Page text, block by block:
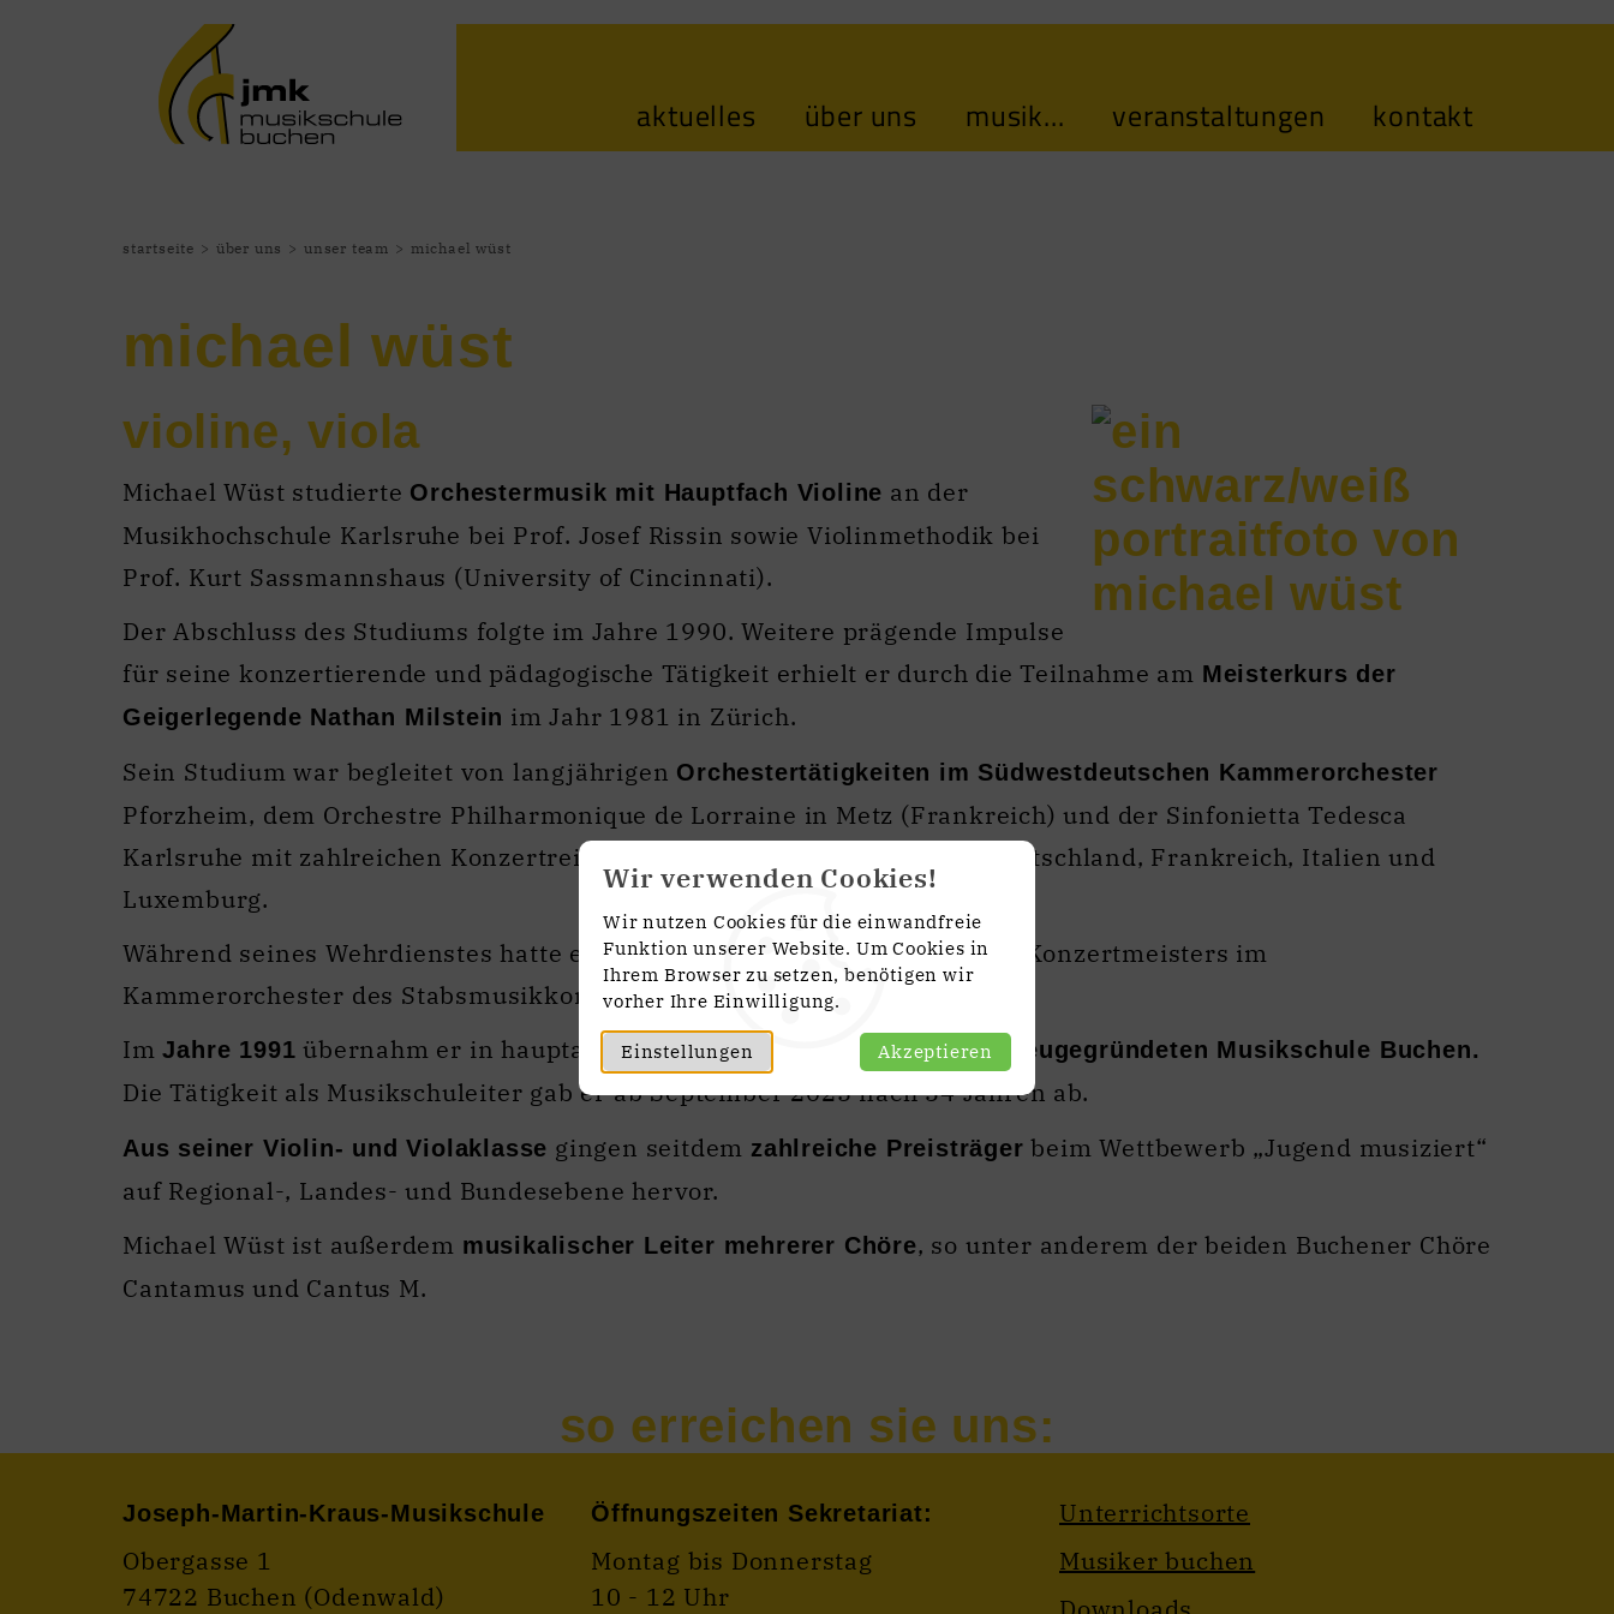
Wir verwenden Cookies!
Wir nutzen Cookies für die einwandfreie
Funktion unserer Website. Um Cookies in
Ihrem Browser zu setzen, benötigen wir
vorher Ihre Einwilligung.
Einstellungen Akzeptieren
aktuelles über uns musik... veranstaltungen kontakt
startseite über uns unser team michael wüst
michael wüst
violine, viola
Michael Wüst studierte Orchestermusik mit Hauptfach Violine an der
Musikhochschule Karlsruhe bei Prof. Josef Rissin sowie Violinmethodik bei
Prof. Kurt Sassmannshaus (University of Cincinnati).
Der Abschluss des Studiums folgte im Jahre 1990. Weitere prägende Impulse
für seine konzertierende und pädagogische Tätigkeit erhielt er durch die Teilnahme am Meisterkurs der
Geigerlegende Nathan Milstein im Jahr 1981 in Zürich.
Sein Studium war begleitet von langjährigen Orchestertätigkeiten im Südwestdeutschen Kammerorchester
Pforzheim, dem Orchestre Philharmonique de Lorraine in Metz (Frankreich) und der Sinfonietta Tedesca
Karlsruhe mit zahlreichen Konzertreisen und Rundfunkaufnahmen in Deutschland, Frankreich, Italien und
Luxemburg.
Während seines Wehrdienstes hatte er die Position des stellvertretenden Konzertmeisters im
Kammerorchester des Stabsmusikkorps der Bundeswehr inne.
ImJahre 1991 übernahm er in hauptamtlicher Funktion die Leitung der neugegründeten Musikschule Buchen.
Die Tätigkeit als Musikschuleiter gab er ab September 2025 nach 34 Jahren ab.
Aus seiner Violin- und Violaklasse gingen seitdem zahlreiche Preisträger beim Wettbewerb „Jugend musiziert“
auf Regional-, Landes- und Bundesebene hervor.
Michael Wüst ist außerdem musikalischer Leiter mehrerer Chöre, so unter anderem der beiden Buchener Chöre
Cantamus und Cantus M.
Joseph-Martin-Kraus-Musikschule
Obergasse 1
74722 Buchen (Odenwald)
Öffnungszeiten Sekretariat:
Montag bis Donnerstag
10 - 12 Uhr
Unterrichtsorte
Musiker buchen